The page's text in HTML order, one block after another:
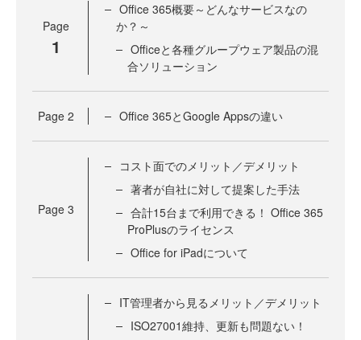
Page
1
Office 365概要～どんなサービスなの
か？～
Officeと各種グループウェア製品の混
合ソリューション
Page 2 Office 365とGoogle Appsの違い
Page 3
コスト面でのメリット／デメリット
著者が自社に対して提案した手法
合計15台まで利用できる！ Office 365
ProPlusのライセンス
Office for iPadについて
IT管理者から見るメリット／デメリット
ISO27001維持、更新も問題ない！